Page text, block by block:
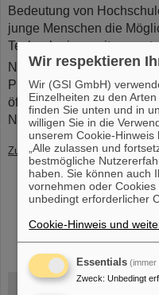
Bedeutung von
junge Menschen die
Technologien
Nach der Verleihung hielt
Physik der Technischen
öffentlichen Vortrag mit
Nuclear Physics“.(LW)
Zurück
instagramlinkedinyoutube
Wir respektieren
Wir (GSI GmbH)
Einzelheiten zu den
finden Sie unten und in
willigen Sie in die
unserem Cookie-
„Alle zulassen und
bestmögliche
haben. Sie können auch
vornehmen oder
unbedingt erforderlicher
Cookie-Hinweis und
Essentials (immer
Zweck: Unbedingt